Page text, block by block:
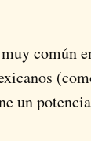
común
un